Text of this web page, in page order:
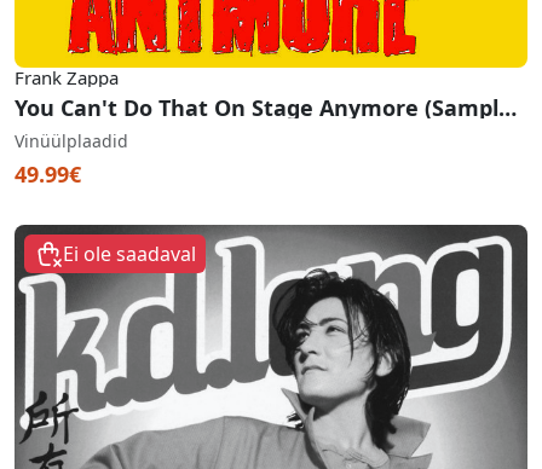
Frank Zappa
You Can't Do That On Stage Anymore (Sampler) (RSD 2020)
Vinüülplaadid
49.99€
Ei ole saadaval